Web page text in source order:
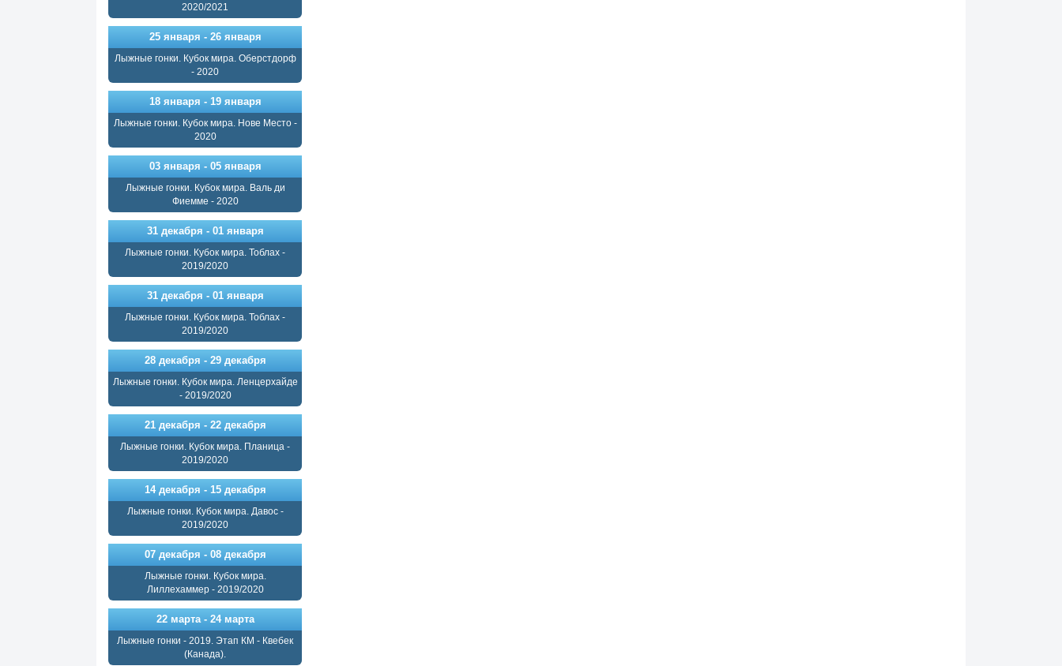
2020/2021
25 января - 26 января
Лыжные гонки. Кубок мира. Оберстдорф
- 2020
18 января - 19 января
Лыжные гонки. Кубок мира. Нове Место -
2020
03 января - 05 января
Лыжные гонки. Кубок мира. Валь ди
Фиемме - 2020
31 декабря - 01 января
Лыжные гонки. Кубок мира. Тоблах -
2019/2020
31 декабря - 01 января
Лыжные гонки. Кубок мира. Тоблах -
2019/2020
28 декабря - 29 декабря
Лыжные гонки. Кубок мира. Ленцерхайде
- 2019/2020
21 декабря - 22 декабря
Лыжные гонки. Кубок мира. Планица -
2019/2020
14 декабря - 15 декабря
Лыжные гонки. Кубок мира. Давос -
2019/2020
07 декабря - 08 декабря
Лыжные гонки. Кубок мира.
Лиллехаммер - 2019/2020
22 марта - 24 марта
Лыжные гонки - 2019. Этап КМ - Квебек
(Канада).